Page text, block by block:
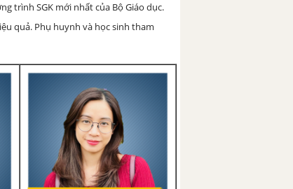
trình SGK mới nhất của Bộ Giáo dục.
quả. Phụ huynh và học sinh tham